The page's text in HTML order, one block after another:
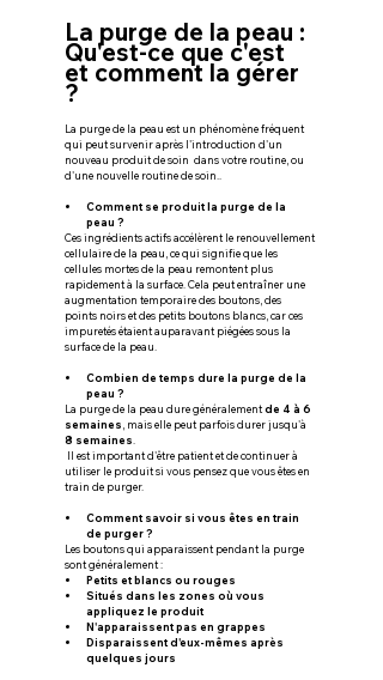
La purge de la peau :
Qu'est-ce que c'est
et comment la gérer
?
La purge de la peau est un phénomène fréquent
qui peut survenir après l'introduction d'un
nouveau produit de soin  dans votre routine, ou
d'une nouvelle routine de soin..
Comment se produit la purge de la
peau ?
Ces ingrédients actifs accélèrent le renouvellement
cellulaire de la peau, ce qui signifie que les
cellules mortes de la peau remontent plus
rapidement à la surface. Cela peut entraîner une
augmentation temporaire des boutons, des
points noirs et des petits boutons blancs, car ces
impuretés étaient auparavant piégées sous la
surface de la peau.
Combien de temps dure la purge de la
peau ?
La purge de la peau dure généralement de 4 à 6
semaines , mais elle peut parfois durer jusqu'à
8 semaines
utiliser le produit si vous pensez que vous êtes en
train de purger.
Comment savoir si vous êtes en train
de purger ?
Les boutons qui apparaissent pendant la purge
sont généralement :
Petits et blancs ou rouges
Situés dans les zones où vous
appliquez le produit
N'apparaissent pas en grappes
Disparaissent d'eux-mêmes après
quelques jours